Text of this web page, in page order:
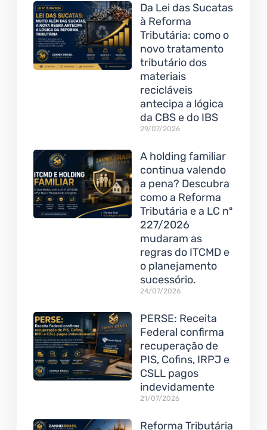
Da Lei das Sucatas
à Reforma
Tributária: como o
novo tratamento
tributário dos
materiais
recicláveis
antecipa a lógica
da CBS e do IBS
29/07/2026
A holding familiar
continua valendo
a pena? Descubra
como a Reforma
Tributária e a LC nº
227/2026
mudaram as
regras do ITCMD e
o planejamento
sucessório.
24/07/2026
PERSE: Receita
Federal confirma
recuperação de
PIS, Cofins, IRPJ e
CSLL pagos
indevidamente
21/07/2026
Reforma Tributária